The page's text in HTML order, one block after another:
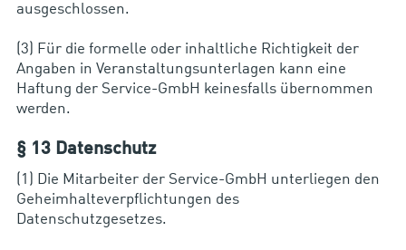
ausgeschlossen.
(3) Für die formelle oder inhaltliche Richtigkeit der
Angaben in Veranstaltungsunterlagen kann eine
Haftung der Service-GmbH keinesfalls übernommen
werden.
§ 13 Datenschutz
(1) Die Mitarbeiter der Service-GmbH unterliegen den
Geheimhalteverpflichtungen des
Datenschutzgesetzes.